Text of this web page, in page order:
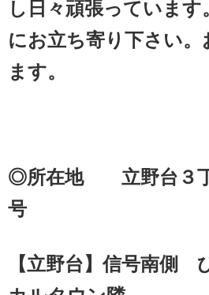
し日々頑張っています
にお立ち寄り下さい。
ます。
◎所在地 立野台３丁
号
【立野台】信号南側